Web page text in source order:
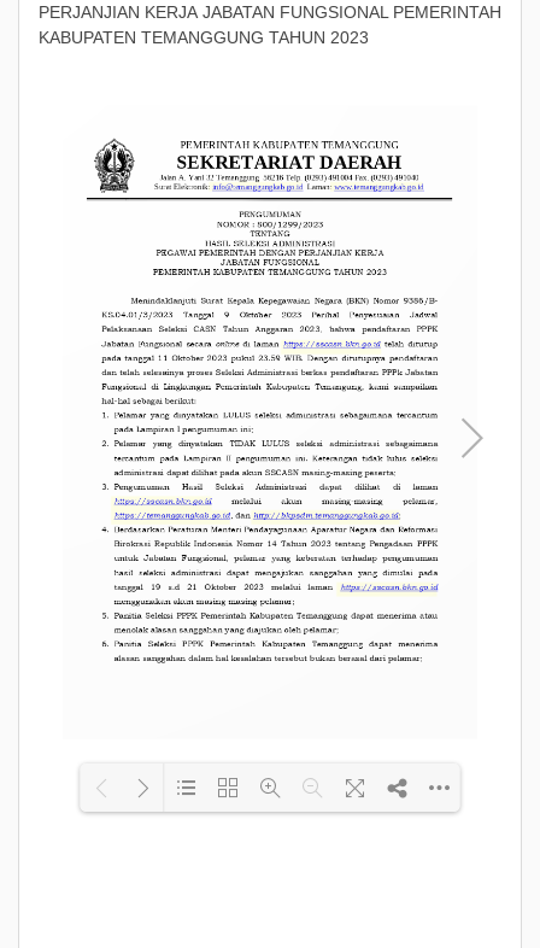
PERJANJIAN KERJA JABATAN FUNGSIONAL PEMERINTAH
KABUPATEN TEMANGGUNG TAHUN 2023